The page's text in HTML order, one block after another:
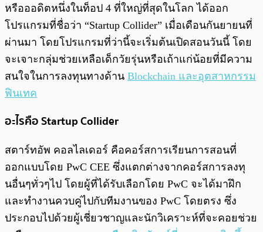
หรือออดิตหนึ่งในท็อป 4 ที่ใหญ่ที่สุดในโลก ได้ออก
โปรแกรมที่ชื่อว่า “Startup Collider” เมื่อเดือนกันยายนที่
ผ่านมา โดยโปรแกรมที่ว่านี้จะเริ่มต้นเปิดสอนวันนี้ โดย
จะเจาะกลุ่มช่วยเหลือเด็กวัยรุ่นหรือเถ้าแก่น้อยที่มีความ
สนใจในการลงทุนทางด้าน Blockchain และอุตสาหกรรม
ฟินเทค
อะไรคือ Startup Collider
สตาร์ทอัพ คอลไลเดอร์ คือคอร์สการเรียนการสอนที่
ออกแบบโดย PwC CEE ซึ่งแตกต่างจากคอร์สการลงทุ
นอื่นๆทั่วๆไป โดยผู้ที่ได้รับเลือกโดย PwC จะได้มาฝึก
และทำงานควบคู่ไปกับทีมงานของ PwC โดยตรง ซึ่ง
ประกอบไปด้วยผู้เชี่ยวชาญและนักวิเคราะห์ที่จะคอยช่วย